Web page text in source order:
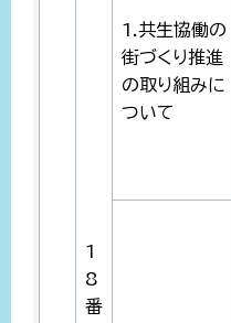
1
8
番
1.共生協働の
街づくり推進
の取り組みに
ついて